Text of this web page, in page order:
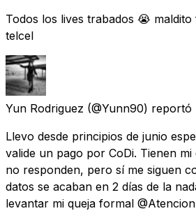
Todos los lives trabados 😭
telcel
Yun Rodriguez (@Yunn90) reportó
Llevo desde principios de junio
valide un pago por CoDi. Tienen
no responden, pero sí me siguen
datos se acaban en 2 días de la
levantar mi queja formal